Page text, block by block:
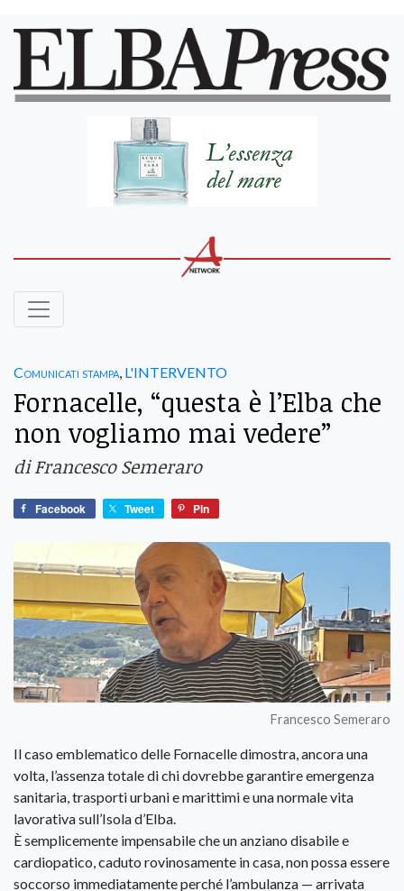
Comunicati stampa, L'INTERVENTO
Fornacelle, “questa è l’Elba che
non vogliamo mai vedere”
di Francesco Semeraro
Facebook Tweet Pin
Francesco Semeraro
Il caso emblematico delle Fornacelle dimostra, ancora una
volta, l’assenza totale di chi dovrebbe garantire emergenza
sanitaria, trasporti urbani e marittimi e una normale vita
lavorativa sull’Isola d’Elba.
È semplicemente impensabile che un anziano disabile e
cardiopatico, caduto rovinosamente in casa, non possa essere
soccorso immediatamente perché l’ambulanza — arrivata